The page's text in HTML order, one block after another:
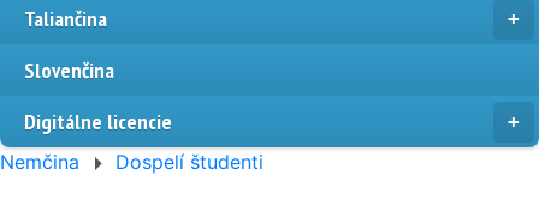
Taliančina
Slovenčina
Digitálne licencie
Nemčina Dospelí študenti